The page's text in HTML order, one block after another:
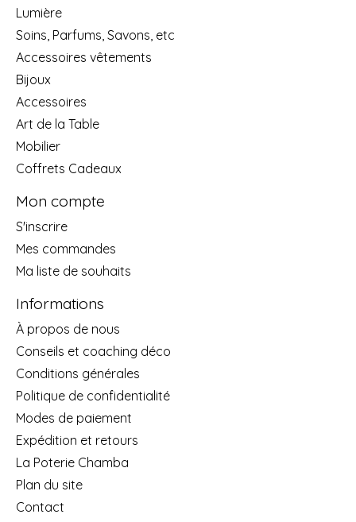
Lumière
Soins, Parfums, Savons, etc
Accessoires vêtements
Bijoux
Accessoires
Art de la Table
Mobilier
Coffrets Cadeaux
Mon compte
S'inscrire
Mes commandes
Ma liste de souhaits
Informations
À propos de nous
Conseils et coaching déco
Conditions générales
Politique de confidentialité
Modes de paiement
Expédition et retours
La Poterie Chamba
Plan du site
Contact